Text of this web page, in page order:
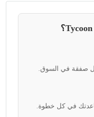
صفقة في السوق.
في كل خطوة.